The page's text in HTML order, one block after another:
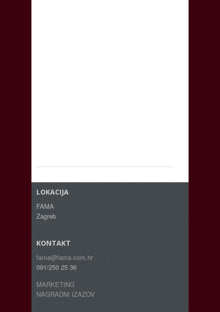
LOKACIJA
FAMA
Zagreb
KONTAKT
fama@fama.com.hr
091/250 25 36
MARKETING
NAGRADNI IZAZOV